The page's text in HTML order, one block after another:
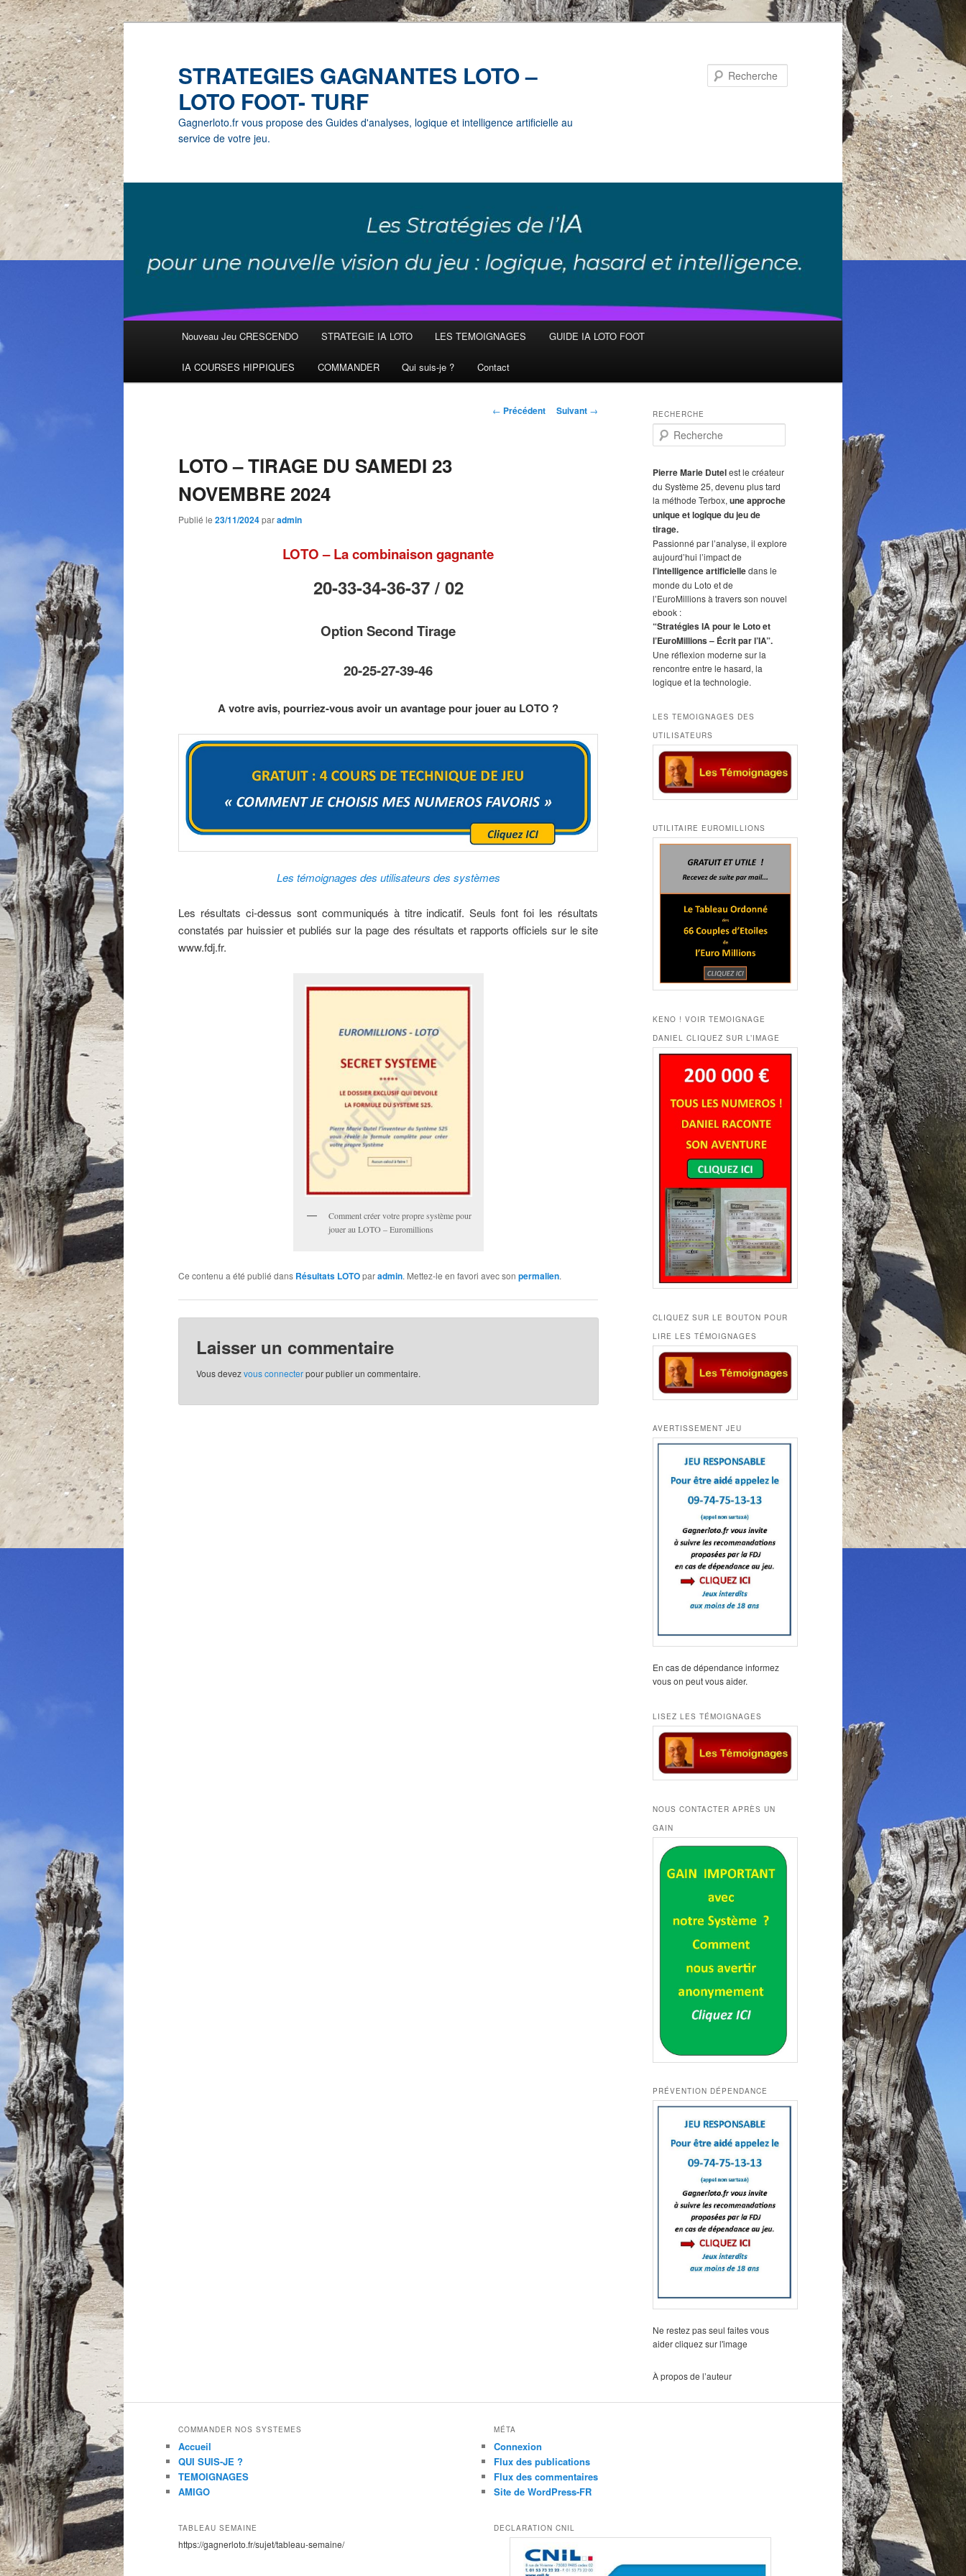
STRATEGIES GAGNANTES LOTO –
LOTO FOOT- TURF
Gagnerloto.fr vous propose des Guides d'analyses, logique et intelligence artificielle au
service de votre jeu.
Aller
au
Nouveau Jeu CRESCENDO STRATEGIE IA LOTO LES TEMOIGNAGES GUIDE IA LOTO FOOT
IA COURSES HIPPIQUES COMMANDER Qui suis-je ? Contact
Navigation
← Précédent Suivant →
LOTO – TIRAGE DU SAMEDI 23
NOVEMBRE 2024
Publié le 23/11/2024paradmin
LOTO – La combinaison gagnante
20-33-34-36-37 / 02
Option Second Tirage
20-25-27-39-46
A votre avis, pourriez-vous avoir un avantage pour jouer au LOTO ?
Les témoignages des utilisateurs des systèmes
Les résultats ci-dessus sont communiqués à titre indicatif. Seuls font foi les résultats
constatés par huissier et publiés sur la page des résultats et rapports officiels sur le site
www.fdj.fr.
Comment créer votre propre système pour
jouer au LOTO – Euromillions
Ce contenu a été publié dans Résultats LOTOparadmin. Mettez-le en favori avec son permalien.
Laisser un commentaire
Vous devezvous connecterpour publier un commentaire.
RECHERCHE
e
h
e
r
c
h
e
Pierre Marie Dutelest le créateur
du Système 25, devenu plus tard
la méthode Terbox, une approche
unique et logique du jeu de
tirage.
Passionné par l’analyse, il explore
aujourd’hui l’impact de
l’intelligence artificielledans le
monde du Loto et de
l’EuroMillions à travers son nouvel
ebook :
“Stratégies IA pour le Loto et
l’EuroMillions – Écrit par l’IA”.
Une réflexion moderne sur la
rencontre entre le hasard, la
logique et la technologie.
LES TEMOIGNAGES DES
UTILISATEURS
UTILITAIRE EUROMILLIONS
KENO ! VOIR TEMOIGNAGE
DANIEL CLIQUEZ SUR L’IMAGE
CLIQUEZ SUR LE BOUTON POUR
LIRE LES TÉMOIGNAGES
AVERTISSEMENT JEU
En cas de dépendance informez
vous on peut vous aider.
LISEZ LES TÉMOIGNAGES
NOUS CONTACTER APRÈS UN
GAIN
PRÉVENTION DÉPENDANCE
Ne restez pas seul faites vous
aider cliquez sur l'image
À propos de l’auteur
COMMANDER NOS SYSTEMES
Accueil
QUI SUIS-JE ?
TEMOIGNAGES
AMIGO
TABLEAU SEMAINE
https://gagnerloto.fr/sujet/tableau-semaine/
MÉTA
Connexion
Flux des publications
Flux des commentaires
Site de WordPress-FR
DECLARATION CNIL